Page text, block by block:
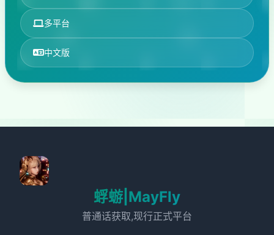
多平台
中文版
蜉蝣|MayFly
普通话获取,现行正式平台